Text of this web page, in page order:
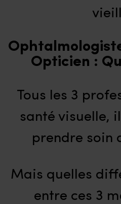
Opticien :
Tous les 3
santé visuelle,
prendre soin
Mais quelles
entre ces 3